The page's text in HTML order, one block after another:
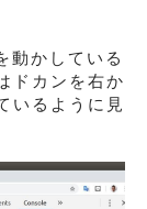
動かしている
ドカンを右か
いるように見